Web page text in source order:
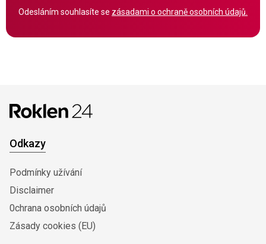
Odesláním souhlasíte se zásadami o ochraně osobních údajů.
Odkazy
Podmínky užívání
Disclaimer
0chrana osobních údajů
Zásady cookies (EU)